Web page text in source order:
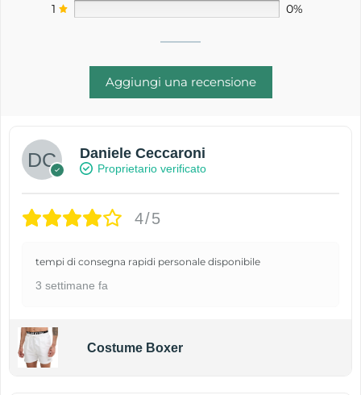
1
0%
Aggiungi una recensione
Daniele Ceccaroni
Proprietario verificato
4/5
tempi di consegna rapidi personale disponibile
3 settimane fa
Costume Boxer